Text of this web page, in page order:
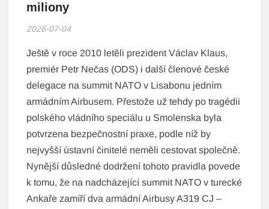
miliony
2026-07-04
Ještě v roce 2010 letěli prezident Václav Klaus,
premiér Petr Nečas (ODS) i další členové české
delegace na summit NATO v Lisabonu jedním
armádním Airbusem. Přestože už tehdy po tragédii
polského vládního speciálu u Smolenska byla
potvrzena bezpečnostní praxe, podle níž by
nejvyšší ústavní činitelé neměli cestovat společně.
Nynější důsledné dodržení tohoto pravidla povede
k tomu, že na nadcházející summit NATO v turecké
Ankaře zamíří dva armádní Airbusy A319 CJ –